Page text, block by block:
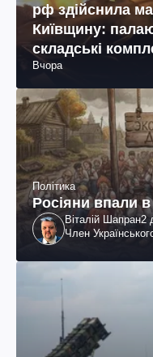
рф здійснила
Київщину:
складські
поранених
Вчора
Політика
Росіяни впали
Віталій Шапран2
Член